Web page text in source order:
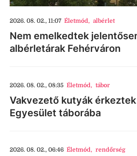
2026. 08. 02., 11:07 Életmód, albérlet
Nem emelkedtek
albérletárak Fehérváron
2026. 08. 02., 08:35 Életmód, tábor
Vakvezető kutyák érkeztek
Egyesület táborába
2026. 08. 02., 06:46 Életmód, rendőrség